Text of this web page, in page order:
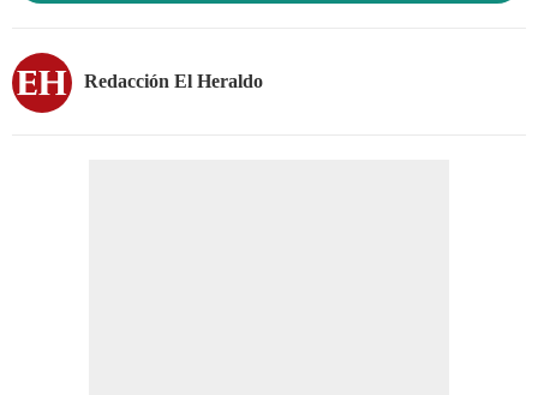
Redacción El Heraldo